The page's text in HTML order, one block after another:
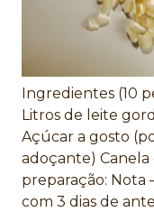
Ingredientes (10
Litros de leite
Açúcar a gosto
adoçante)
preparação: Nota
com 3 dias de